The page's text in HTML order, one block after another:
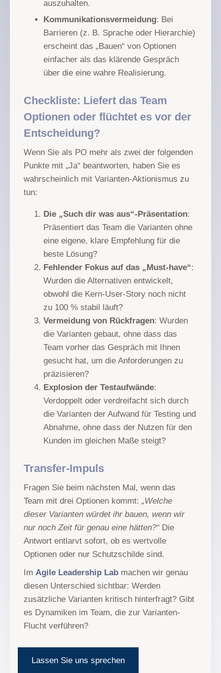
auszuhalten.
Kommunikationsvermeidung: Bei
Barrieren (z. B. Sprache oder Hierarchie)
erscheint das „Bauen“ von Optionen
einfacher als das klärende Gespräch
über die eine wahre Realisierung.
Checkliste: Liefert das Team
Optionen oder flüchtet es vor der
Entscheidung?
Wenn Sie als PO mehr als zwei der folgenden
Punkte mit „Ja“ beantworten, haben Sie es
wahrscheinlich mit Varianten-Aktionismus zu
tun:
Die „Such dir was aus“-Präsentation:
Präsentiert das Team die Varianten ohne
eine eigene, klare Empfehlung für die
beste Lösung?
Fehlender Fokus auf das „Must-have“:
Wurden die Alternativen entwickelt,
obwohl die Kern-User-Story noch nicht
zu 100 % stabil läuft?
Vermeidung von Rückfragen: Wurden
die Varianten gebaut, ohne dass das
Team vorher das Gespräch mit Ihnen
gesucht hat, um die Anforderungen zu
präzisieren?
Explosion der Testaufwände:
Verdoppelt oder verdreifacht sich durch
die Varianten der Aufwand für Testing und
Abnahme, ohne dass der Nutzen für den
Kunden im gleichen Maße steigt?
Transfer-Impuls
Fragen Sie beim nächsten Mal, wenn das
Team mit drei Optionen kommt:„Welche
dieser Varianten würdet ihr bauen, wenn wir
nur noch Zeit für genau eine hätten?“ Die
Antwort entlarvt sofort, ob es wertvolle
Optionen oder nur Schutzschilde sind.
ImAgile Leadership Lab machen wir genau
diesen Unterschied sichtbar: Werden
zusätzliche Varianten kritisch hinterfragt? Gibt
es Dynamiken im Team, die zur Varianten-
Flucht verführen?
Lassen Sie uns sprechen